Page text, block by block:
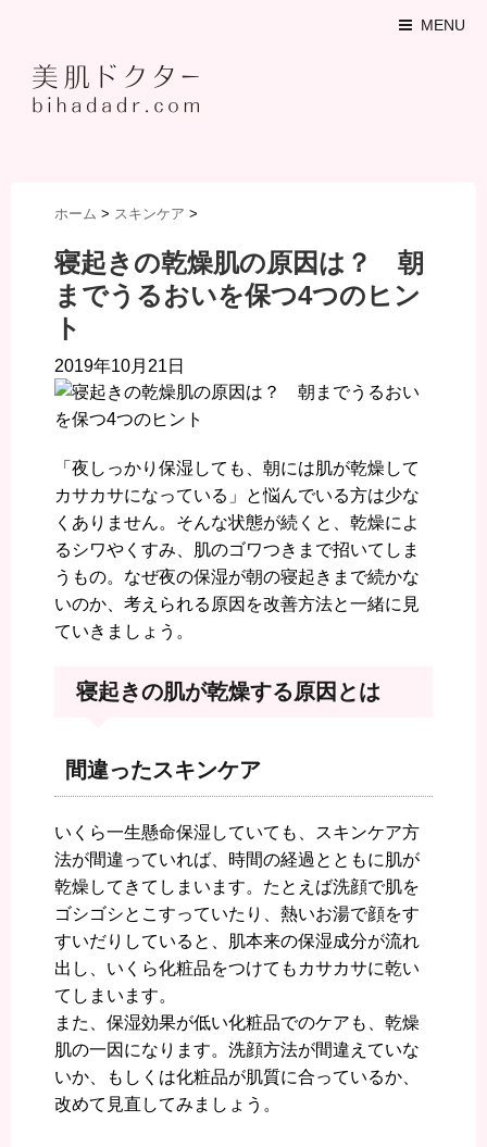
MENU
ホーム > スキンケア >
寝起きの乾燥肌の原因は？ 朝
までうるおいを保つ4つのヒン
ト
2019年10月21日
「夜しっかり保湿しても、朝には肌が乾燥して
カサカサになっている」と悩んでいる方は少な
くありません。そんな状態が続くと、乾燥によ
るシワやくすみ、肌のゴワつきまで招いてしま
うもの。なぜ夜の保湿が朝の寝起きまで続かな
いのか、考えられる原因を改善方法と一緒に見
ていきましょう。
寝起きの肌が乾燥する原因とは
間違ったスキンケア
いくら一生懸命保湿していても、スキンケア方
法が間違っていれば、時間の経過とともに肌が
乾燥してきてしまいます。たとえば洗顔で肌を
ゴシゴシとこすっていたり、熱いお湯で顔をす
すいだりしていると、肌本来の保湿成分が流れ
出し、いくら化粧品をつけてもカサカサに乾い
てしまいます。
また、保湿効果が低い化粧品でのケアも、乾燥
肌の一因になります。洗顔方法が間違えていな
いか、もしくは化粧品が肌質に合っているか、
改めて見直してみましょう。